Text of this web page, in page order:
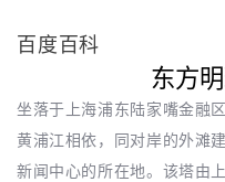
东方
坐落于上海浦东陆家嘴金融
黄浦江相依，同对岸的外滩
新闻中心的所在地。该塔由
百度百科